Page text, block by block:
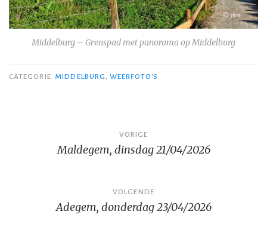
Middelburg – Grenspad met panorama op Middelburg
CATEGORIE MIDDELBURG,WEERFOTO'S
navigatie
VORIGE
Maldegem, dinsdag 21/04/2026
VOLGENDE
Adegem, donderdag 23/04/2026